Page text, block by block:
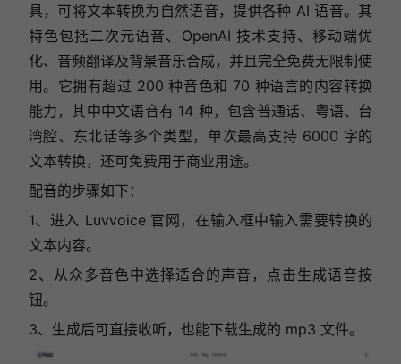
具，可将文本转换为自然语音，提供各种 AI 语音。其
特色包括二次元语音、OpenAI 技术支持、移动端优
化、音频翻译及背景音乐合成，并且完全免费无限制使
用。它拥有超过 200 种音色和 70 种语言的内容转换
能力，其中中文语音有 14 种，包含普通话、粤语、台
湾腔、东北话等多个类型，单次最高支持 6000 字的
文本转换，还可免费用于商业用途。
配音的步骤如下：
1、进入 Luvvoice 官网， 在输入框中输入需要转换的
文本内容。
2、从众多音色中选择适合的声音，点击生成语音按
钮。
3、生成后可直接收听，也能下载生成的 mp3 文件。